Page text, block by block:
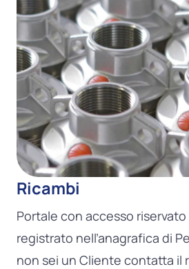
Ricambi
Portale con accesso
registrato nell’anagrafica di
non sei un Cliente contatta il